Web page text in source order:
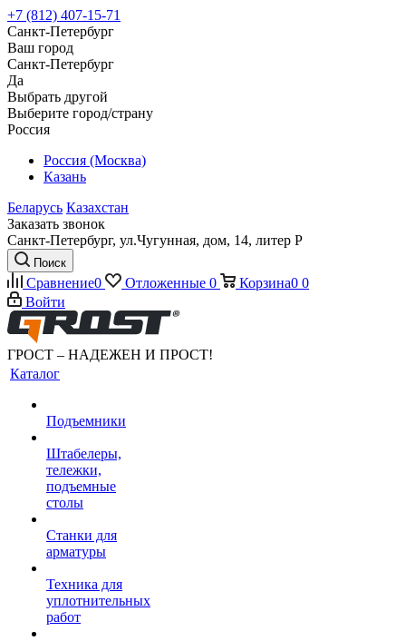
+7 (812) 407-15-71
Санкт-Петербург
Ваш город
Санкт-Петербург
Да
Выбрать другой
Выберите город/страну
Россия
Россия (Москва)
Казань
Беларусь Казахстан
Заказать звонок
Санкт-Петербург, ул.Чугунная, дом, 14, литер Р
Поиск
Сравнение0 Отложенные 0 Корзина0 0
Войти
ГРОСТ – НАДЕЖЕН И ПРОСТ!
Каталог
Подъемники
Штабелеры,
тележки,
подъемные
столы
Станки для
арматуры
Техника для
уплотнительных
работ